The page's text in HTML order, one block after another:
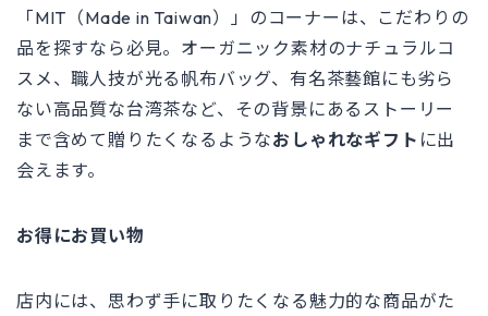
「MIT（Made in Taiwan）」のコーナーは、こだわりの
品を探すなら必見。オーガニック素材のナチュラルコ
スメ、職人技が光る帆布バッグ、有名茶藝館にも劣ら
ない高品質な台湾茶など、その背景にあるストーリー
まで含めて贈りたくなるようなおしゃれなギフト に出
会えます。
お得にお買い物
店内には、思わず手に取りたくなる魅力的な商品がた